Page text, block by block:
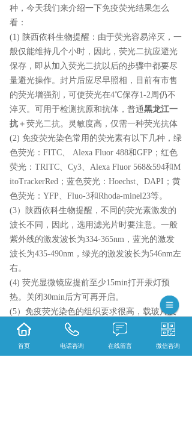
种，今天我们来介绍一下免疫荧光结果怎么
看：
(1) 陕西依科生物提醒：由于荧光容易淬灭，一
般仅能维持几个小时，因此，荧光二抗应避光
保存，即从加入荧光二抗以后的步骤中都要尽
量避光操作。封片后应尽早照相，目前有市售
的荧光增强剂，可使荧光在4℃保存1-2周仍不
淬灭。可用于检测抗原和抗体，普通黑龙江一
抗 ＋荧光二抗。灵敏度高，仅需一种荧光抗体
(2) 免疫荧光染色常用的荧光素有以下几种，绿
色荧光：FITC、 Alexa Fluor 488和GFP；红色
荧光：TRITC、Cy3、Alexa Fluor 568&594和M
itoTrackerRed；蓝色荧光：Hoechst、DAPI；黄
色荧光：YFP、Fluo-3和Rhoda-minel23等。
(3）陕西依科生物提醒，不同的荧光素激发的
波长不同，因此，选用滤光片时要注意。一般
紫外线的激发波长为334-365nm，蓝光的激发
波长为435-490nm，绿光的激发波长为546nm左
右。
(4) 荧光显微镜应提前至少15min打开汞灯预
热。关闭30min后方可再开启。
(5）免疫荧光染色的组织要求很高，载玻片及
盖玻片要干净无杂质。进行荧光染色时，需注
光有熄灭作用的物质的接触。组织和细胞也有
首页 电话咨询 在线留言 微信咨询